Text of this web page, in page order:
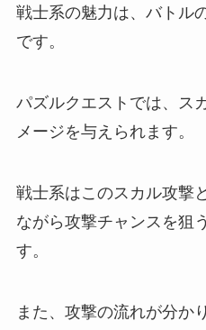
戦士系の魅力は、バトル
です。
パズルクエストでは、ス
メージを与えられます。
戦士系はこのスカル攻撃
ながら攻撃チャンスを狙
す。
また、攻撃の流れが分か